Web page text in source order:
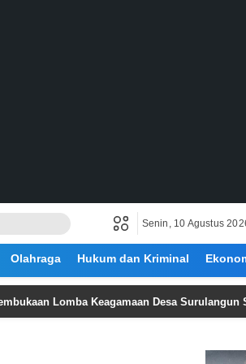
Senin, 10 Agustus
Olahraga Hukum dan Kriminal
Lomba Keagamaan Desa Surulangun